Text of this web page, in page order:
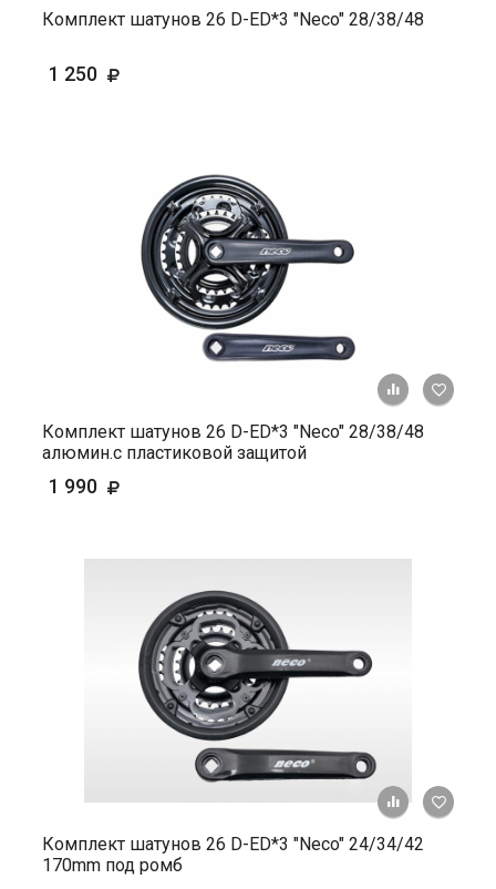
Комплект шатунов 26 D-ED*3 "Neco" 28/38/48
1 250
+ К
Комплект шатунов 26 D-ED*3 "Neco" 28/38/48
алюмин.с пластиковой защитой
1 990
+ К
Комплект шатунов 26 D-ED*3 "Neco" 24/34/42
170mm под ромб